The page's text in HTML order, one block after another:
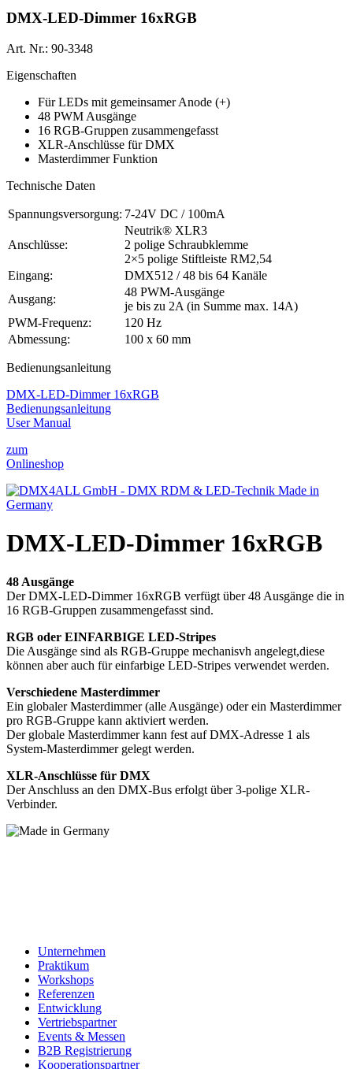
DMX-LED-Dimmer 16xRGB
Art. Nr.: 90-3348
Eigenschaften
Für LEDs mit gemeinsamer Anode (+)
48 PWM Ausgänge
16 RGB-Gruppen zusammengefasst
XLR-Anschlüsse für DMX
Masterdimmer Funktion
Technische Daten
Spannungsversorgung: 7-24V DC / 100mA
Anschlüsse:
Neutrik® XLR3
2 polige Schraubklemme
2×5 polige Stiftleiste RM2,54
Eingang:
DMX512 / 48 bis 64 Kanäle
Ausgang:
48 PWM-Ausgänge
je bis zu 2A (in Summe max. 14A)
PWM-Frequenz:
120 Hz
Abmessung:
100 x 60 mm
Bedienungsanleitung
DMX-LED-Dimmer 16xRGB
Bedienungsanleitung
User Manual
zum
Onlineshop
DMX-LED-Dimmer 16xRGB
48 Ausgänge
Der DMX-LED-Dimmer 16xRGB verfügt über 48 Ausgänge die in
16 RGB-Gruppen zusammengefasst sind.
RGB oder EINFARBIGE LED-Stripes
Die Ausgänge sind als RGB-Gruppe mechanisvh angelegt,diese
können aber auch für einfarbige LED-Stripes verwendet werden.
Verschiedene Masterdimmer
Ein globaler Masterdimmer (alle Ausgänge) oder ein Masterdimmer
pro RGB-Gruppe kann aktiviert werden.
Der globale Masterdimmer kann fest auf DMX-Adresse 1 als
System-Masterdimmer gelegt werden.
XLR-Anschlüsse für DMX
Der Anschluss an den DMX-Bus erfolgt über 3-polige XLR-
Verbinder.
Unternehmen
Praktikum
Workshops
Referenzen
Entwicklung
Vertriebspartner
Events & Messen
B2B Registrierung
Kooperationspartner